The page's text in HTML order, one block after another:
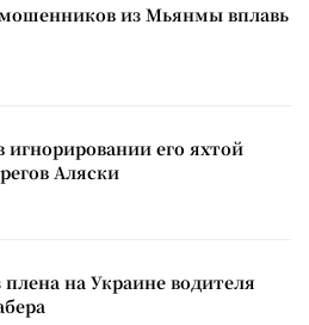
из Мьянмы вплавь
игнорировании его яхтой
Аляски
на Украине водителя